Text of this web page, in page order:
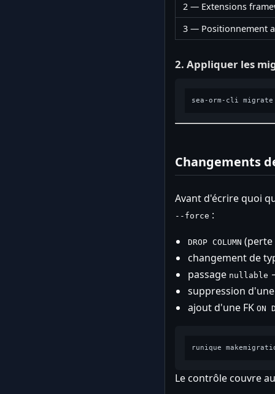
2 — Extensions
3 — Positionnement
2. Appliquer les
Changements
Avant d'écrire quoi
--force :
DROP COLUMN (perte
changement de
passage nullable
suppression
ajout d'une FK ON
Le contrôle couvre